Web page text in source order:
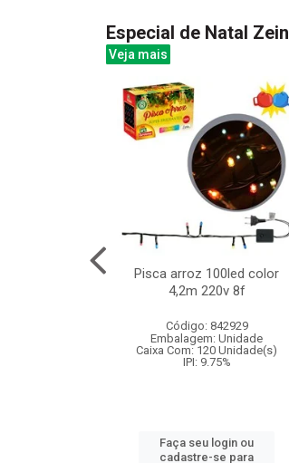
Especial de Natal Zein
Veja mais
Pisca arroz 100led color
4,2m 220v 8f
Código: 842929
Embalagem: Unidade
Caixa Com: 120 Unidade(s)
IPI: 9.75%
Faça seu login ou
cadastre-se para